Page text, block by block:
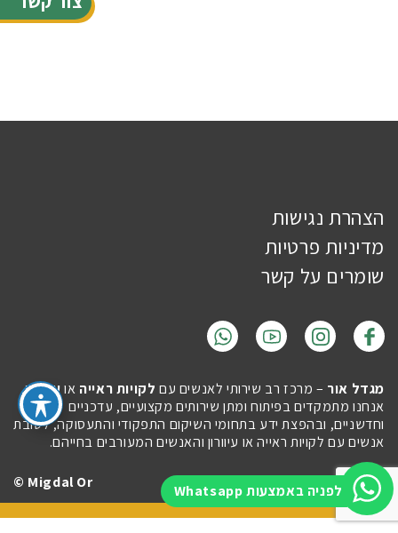
לפניה באמצעות Whatsapp
הצהרת נגישות
מדיניות פרטיות
שומרים על קשר
מגדל אור – מרכז רב שירותי לאנשים עם לקויות ראייה אועיוורון.
אנחנו מתמקדים בפיתוח ומתן שירותים מקצועיים, עדכניים
וחדשניים, ובהפצת ידע בתחומי השיקום התפקודי והתעסוקה, לטובת
אנשים עם לקויות ראייה או עיוורון והאנשים המעורבים בחייהם.
Imaginet
Migdal Or ©